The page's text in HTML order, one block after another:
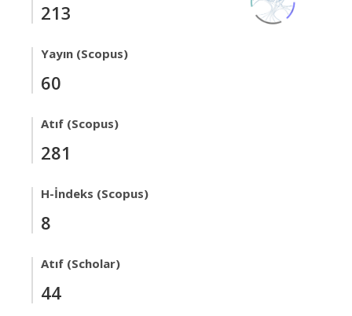
213
Yayın (Scopus)
60
Atıf (Scopus)
281
H-İndeks (Scopus)
8
Atıf (Scholar)
44